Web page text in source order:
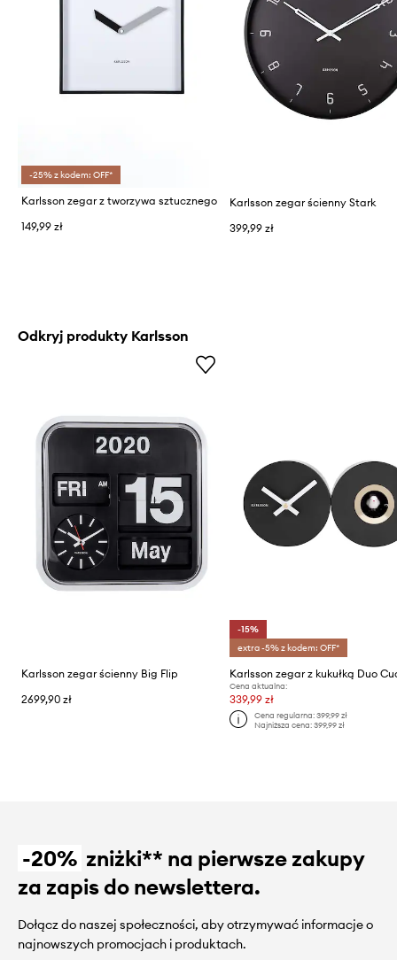
-25% z kodem: OFF*
Karlsson zegar z tworzywa sztucznego
149,99 zł
Karlsson zegar ścienny Stark
399,99 zł
Odkryj produkty Karlsson
Karlsson zegar ścienny Big Flip
2699,90 zł
-15%
extra -5% z kodem: OFF*
Karlsson zegar z kukułką Duo
Cena aktualna:
339,99 zł
Cena regularna: 399,99 zł
Najniższa cena: 399,99 zł
-20% zniżki** na pierwsze zakupy
za zapis do newslettera.
Dołącz do naszej społeczności, aby otrzymywać informacje o
najnowszych promocjach i produktach.